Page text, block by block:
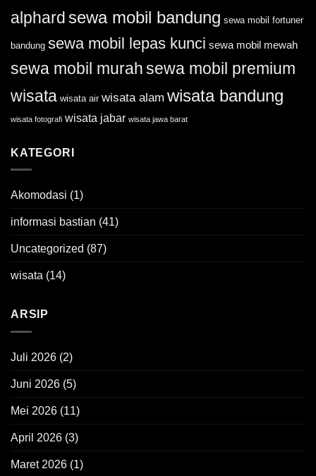
alphard sewa mobil bandung sewa mobil fortuner
bandung sewa mobil lepas kunci sewa mobil mewah
sewa mobil murahsewa mobil premium
wisata wisata air wisata alam wisata bandung
wisata fotografi wisata jabar wisata jawa barat
KATEGORI
Akomodasi (1)
informasi bastian (41)
Uncategorized (87)
wisata (14)
ARSIP
Juli 2026 (2)
Juni 2026 (5)
Mei 2026 (11)
April 2026 (3)
Maret 2026 (1)